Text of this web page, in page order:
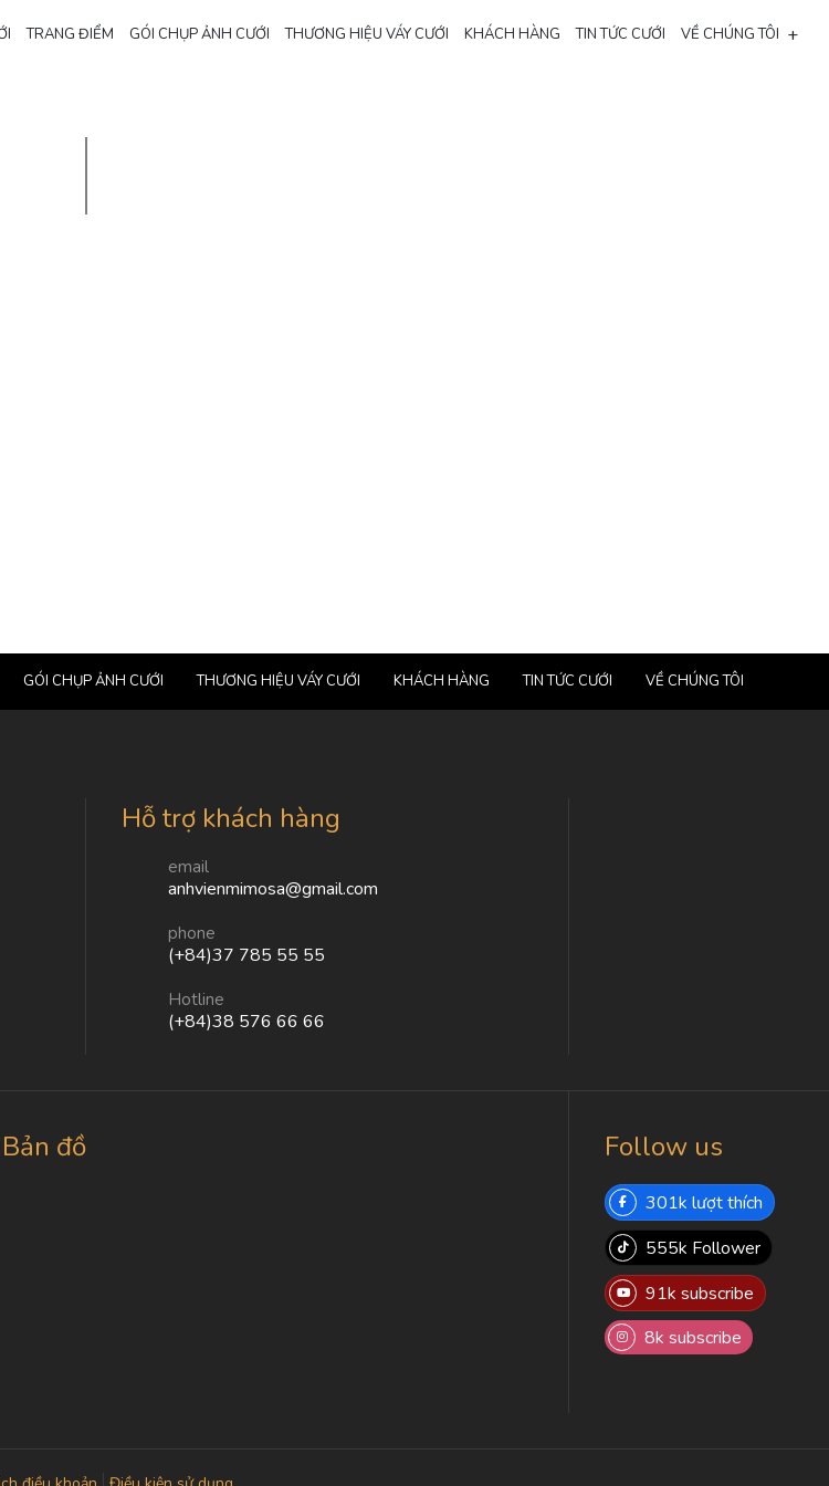
TRANG ĐIỂM GÓI CHỤP ẢNH CƯỚI THƯƠNG HIỆU VÁY CƯỚI KHÁCH HÀNG TIN TỨC CƯỚI VỀ CHÚNG TÔI +
GÓI CHỤP ẢNH CƯỚI THƯƠNG HIỆU VÁY CƯỚI KHÁCH HÀNG TIN TỨC CƯỚI VỀ CHÚNG TÔI
Hỗ trợ khách hàng
email
anhvienmimosa@gmail.com
phone
(+84)37 785 55 55
Hotline
(+84)38 576 66 66
Bản đồ Follow us
301k lượt thích
555k Follower
91k subscribe
8k subscribe